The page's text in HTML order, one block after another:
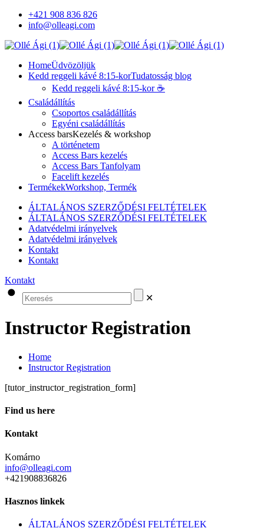
+421 908 836 826
info@olleagi.com
HomeÜdvözöljük
Kedd reggeli kávé 8:15-korTudatosság blog
Kedd reggeli kávé 8:15-kor ☕️
Családállítás
Csoportos családállítás
Egyéni családállítás
Access barsKezelés & workshop
A történetem
Access Bars kezelés
Access Bars Tanfolyam
Facelift kezelés
TermékekWorkshop, Termék
ÁLTALÁNOS SZERZŐDÉSI FELTÉTELEK
ÁLTALÁNOS SZERZŐDÉSI FELTÉTELEK
Adatvédelmi irányelvek
Adatvédelmi irányelvek
Kontakt
Kontakt
Kontakt
✕
Instructor Registration
Home
Instructor Registration
[tutor_instructor_registration_form]
Find us here
Kontakt
Komárno
info@olleagi.com
+421908836826
Hasznos linkek
ÁLTALÁNOS SZERZŐDÉSI FELTÉTELEK